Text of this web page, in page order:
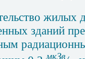
жилых
зданий
мкЗв